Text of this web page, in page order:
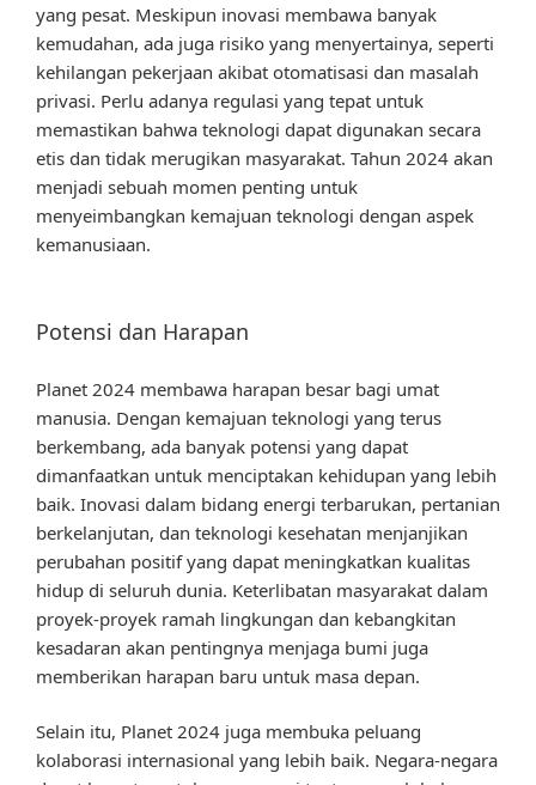
yang pesat. Meskipun inovasi membawa banyak
kemudahan, ada juga risiko yang menyertainya, seperti
kehilangan pekerjaan akibat otomatisasi dan masalah
privasi. Perlu adanya regulasi yang tepat untuk
memastikan bahwa teknologi dapat digunakan secara
etis dan tidak merugikan masyarakat. Tahun 2024 akan
menjadi sebuah momen penting untuk
menyeimbangkan kemajuan teknologi dengan aspek
kemanusiaan.
Potensi dan Harapan
Planet 2024 membawa harapan besar bagi umat
manusia. Dengan kemajuan teknologi yang terus
berkembang, ada banyak potensi yang dapat
dimanfaatkan untuk menciptakan kehidupan yang lebih
baik. Inovasi dalam bidang energi terbarukan, pertanian
berkelanjutan, dan teknologi kesehatan menjanjikan
perubahan positif yang dapat meningkatkan kualitas
hidup di seluruh dunia. Keterlibatan masyarakat dalam
proyek-proyek ramah lingkungan dan kebangkitan
kesadaran akan pentingnya menjaga bumi juga
memberikan harapan baru untuk masa depan.
Selain itu, Planet 2024 juga membuka peluang
kolaborasi internasional yang lebih baik. Negara-negara